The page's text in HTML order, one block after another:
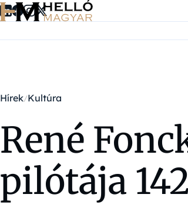
Ugrás a tartalomra
Hírek Kultúra
René
pilótája